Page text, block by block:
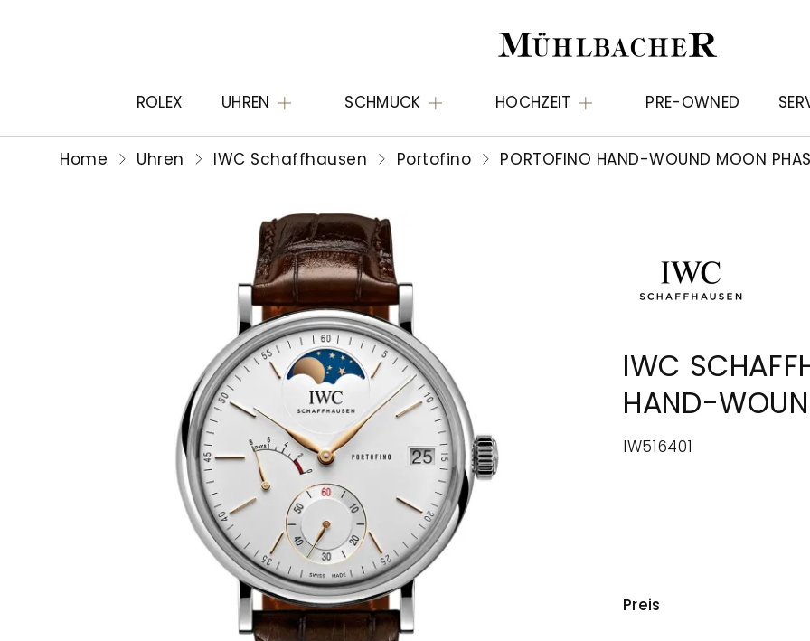
ROLEX UHREN SCHMUCK HOCHZEIT PRE-OWNED
Home Uhren IWC Schaffhausen Portofino PORTOFINO HAND-WOUND MOON
IWC
HAND-
IW516401
Preis